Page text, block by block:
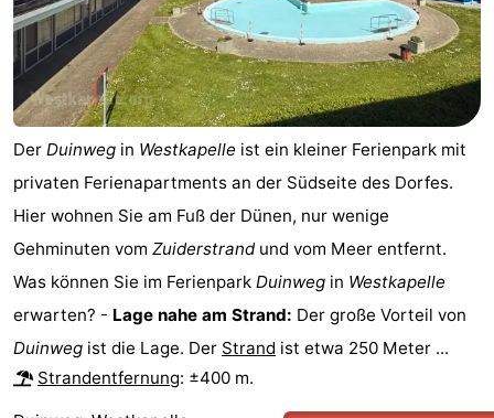
Schouwen
Natur
Oranjezon
-
Oostkapelle
-
Natur
de
Mantelingen
-
Domburg
-
Zoutelande
-
Natur
Walcherse
bos
-
Dishoek
-
Vlissingen
-
Middelburg
Zeeuws-
Der Duinweg in Westkapelle ist ein kleiner Ferienpark mit
privaten Ferienapartments an der Südseite des Dorfes.
Hier wohnen Sie am Fuß der Dünen, nur wenige
Gehminuten vom Zuiderstrandund vom Meer entfernt.
Was können Sie im Ferienpark Duinweg in Westkapelle
erwarten? - Lage nahe am Strand: Der große Vorteil von
Duinweg ist die Lage. Der Strand ist etwa 250 Meter ...
Strandentfernung: ±400 m.